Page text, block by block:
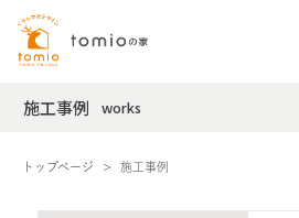
施工事例 works
トップページ 施工事例